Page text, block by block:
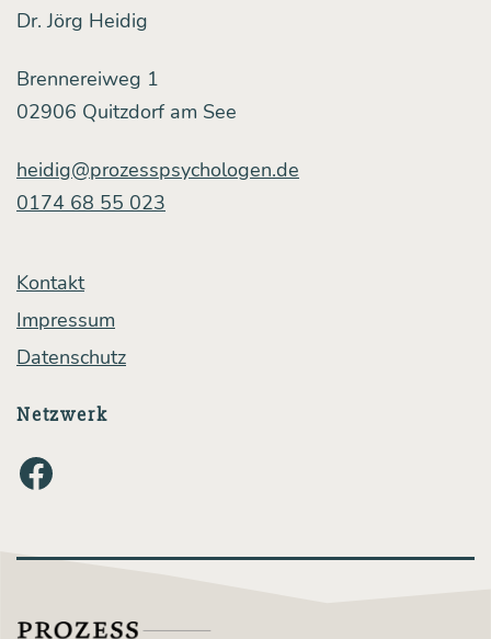
Dr. Jörg Heidig
Brennereiweg 1
02906 Quitzdorf am See
heidig@prozesspsychologen.de
0174 68 55 023
Kontakt
Impressum
Datenschutz
Netzwerk
Facebook